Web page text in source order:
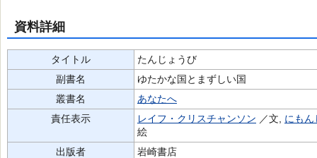
資料詳細
タイトル
たんじょうび
副書名
ゆたかな国とまずしい国
叢書名
あなたへ
責任表示
レイフ・クリスチャンソン ／文, にもん
絵
出版者
岩崎書店